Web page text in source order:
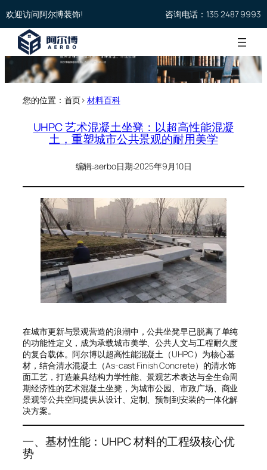
欢迎访问阿尔博装饰! 咨询电话：135 2487 9993
您的位置：首页>材料百科
UHPC 艺术混凝土坐凳：以超高性能混凝
土，重塑城市公共景观的耐用美学
编辑:aerbo日期:2025年9月10日
在城市更新与景观营造的浪潮中，公共坐凳早已脱离了单纯
的功能性定义，成为承载城市美学、公共人文与工程耐久度
的复合载体。阿尔博以超高性能混凝土（UHPC）为核心基
材，结合清水混凝土（As-cast Finish Concrete）的清水饰
面工艺，打造兼具结构力学性能、景观艺术表达与全生命周
期经济性的艺术混凝土坐凳，为城市公园、市政广场、商业
景观等公共空间提供从设计、定制、预制到安装的一体化解
决方案。
一、基材性能：UHPC 材料的工程级核心优
势